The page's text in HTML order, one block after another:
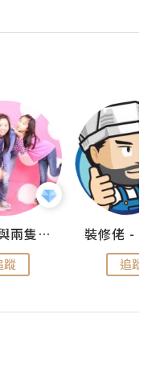
儍媽媽與兩隻小魔怪之家
蹤 追蹤